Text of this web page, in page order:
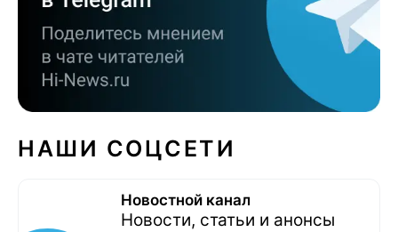
НАШИ СОЦСЕТИ
Новостной канал
Новости, статьи и анонсы